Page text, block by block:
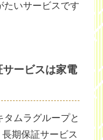
たいサービスです
ービスは家電
タムラグループと
期保証サービス